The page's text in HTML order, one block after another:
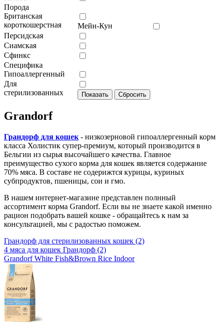
Порода
Британская
короткошерстная
Мейн-Кун
Персидская
Сиамская
Сфинкс
Специфика
Гипоаллергенный
Для
стерилизованных
Grandorf
Грандорф для кошек - низкозерновой гипоаллергенный корм
класса Холистик супер-премиум, который производится в
Бельгии из сырья высочайшего качества. Главное
преимущество сухого корма для кошек является содержание
70% мяса. В составе не содерижтся курицы, куриных
субпродуктов, пшеницы, сои и гмо.
В нашем интернет-магазине представлен полнный
ассортимент корма Grandorf. Если вы не знаете какой именно
рацион подобрать вашей кошке - обращайтесь к нам за
консультацией, мы с радостью поможем.
Грандорф для стерилизованных кошек (2)
4 мяса для кошек Грандорф (2)
Grandorf White Fish&Brown Rice Indoor